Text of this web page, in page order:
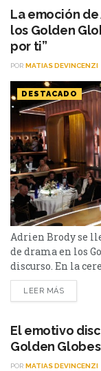
italiano...
La emoción de
los Golden
por ti”
POR MATIAS DEVINCENZI
DESTACADO
Adrien Brody se
de drama en los
discurso. En la
Globes, varias
Como lo hizo
Adrien...
LEER MÁS
El emotivo
Golden Globes
POR MATIAS DEVINCENZI